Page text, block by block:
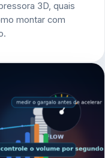
3D, quais
montar com